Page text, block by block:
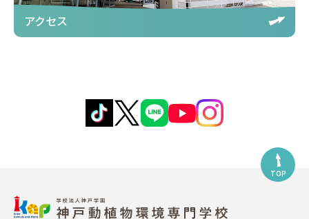
アクセス
TOP